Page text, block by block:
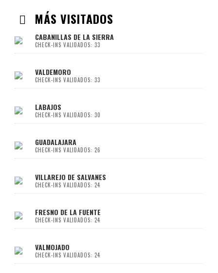
MÁS VISITADOS
CABANILLAS DE LA SIERRA
CHECK-INS VALIDADOS: 33
VALDEMORO
CHECK-INS VALIDADOS: 33
LABAJOS
CHECK-INS VALIDADOS: 30
GUADALAJARA
CHECK-INS VALIDADOS: 26
VILLAREJO DE SALVANES
CHECK-INS VALIDADOS: 24
FRESNO DE LA FUENTE
CHECK-INS VALIDADOS: 24
VALMOJADO
CHECK-INS VALIDADOS: 24